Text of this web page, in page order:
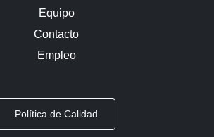
Equipo
Contacto
Empleo
Política de Calidad